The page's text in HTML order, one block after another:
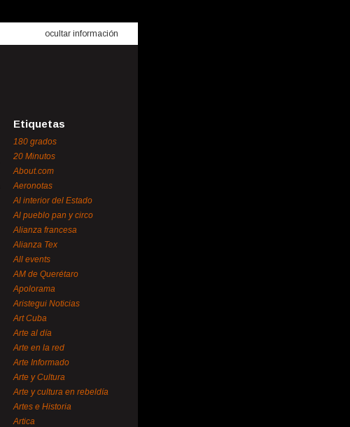
ocultar información
Etiquetas
180 grados
20 Minutos
About.com
Aeronotas
Al interior del Estado
Al pueblo pan y circo
Alianza francesa
Alianza Tex
All events
AM de Querétaro
Apolorama
Aristegui Noticias
Art Cuba
Arte al día
Arte en la red
Arte Informado
Arte y Cultura
Arte y cultura en rebeldía
Artes e Historia
Artica